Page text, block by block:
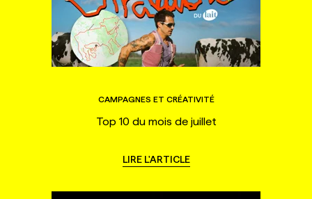
CAMPAGNES ET CRÉATIVITÉ
Top 10 du mois de juillet
LIRE L'ARTICLE